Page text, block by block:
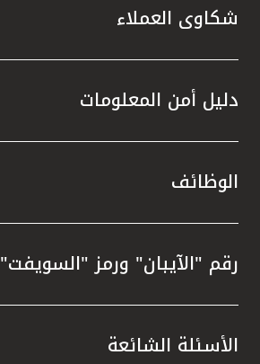
شكاوى العملاء
دليل أمن المعلومات
الوظائف
رقم "الآيبان" ورمز "السويفت"
الأسئلة الشائعة